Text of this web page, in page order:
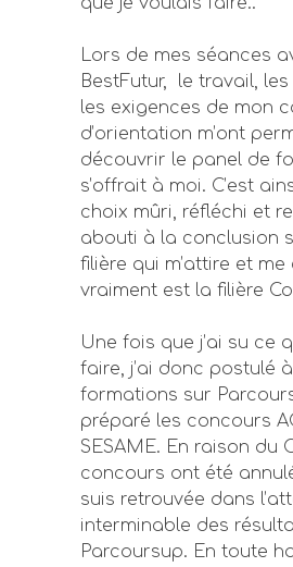
Lors de mes séances
BestFutur, le travail,
les exigences de mon
d’orientation m’ont
découvrir le panel de
s’offrait à moi. C’est
choix mûri, réfléchi et
abouti à la conclusion
filière qui m’attire et
vraiment est la filière
Une fois que j’ai su ce
faire, j’ai donc postulé
formations sur
préparé les concours
SESAME. En raison du
concours ont été
suis retrouvée dans
interminable des
Parcoursup. En toute